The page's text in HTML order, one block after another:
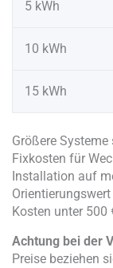
5 kWh
10 kWh
15 kWh
Größere
Fixkosten für
Installation auf
Kosten unter
Achtung bei der
Preise beziehen